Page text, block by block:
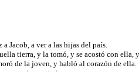
Jacob, a ver a las hijas del país.
tierra, y la tomó, y se acostó con ella,
de la joven, y habló al corazón de ella.